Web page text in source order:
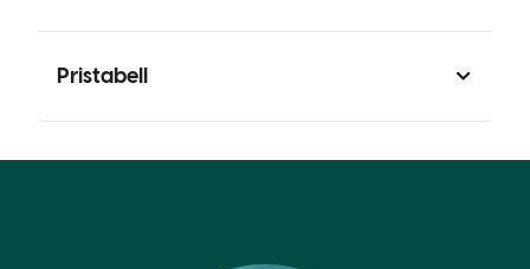
Pristabell